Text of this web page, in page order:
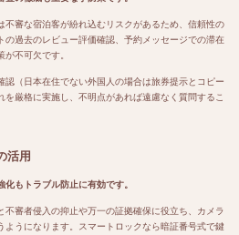
不審な宿泊客が紛れ込むリスクがあるため、信頼性の
の過去のレビュー評価確認、予約メッセージでの滞在
不可欠です。
認（日本在住でない外国人の場合は旅券提示とコピー
厳格に実施し、不明点があれば遠慮なく質問するこ
活用
もトラブル防止に有効です。
不審者侵入の抑止や万一の証拠確保に役立ち、カメラ
うになります。スマートロックなら暗証番号式で鍵